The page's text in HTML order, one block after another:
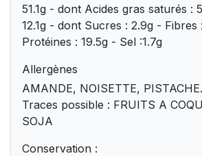
51.1g - dont Acides gras saturés :
12.1g - dont Sucres : 2.9g - Fibres
Protéines : 19.5g - Sel :1.7g
Allergènes
AMANDE, NOISETTE, PISTACHE.
Traces possible : FRUITS A
SOJA
Conservation :